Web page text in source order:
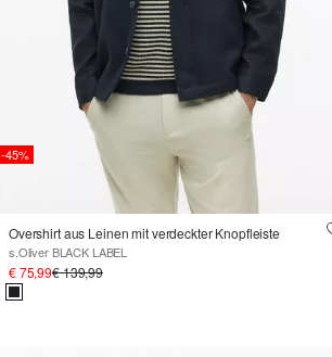
-45%
Overshirt aus Leinen mit verdeckter Knopfleiste
s.Oliver BLACK LABEL
€ 75,99€ 139,99